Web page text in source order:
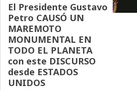
El Presidente Gustavo
Petro CAUSÓ UN
MAREMOTO
MONUMENTAL EN
TODO EL PLANETA
con este DISCURSO
desde ESTADOS
UNIDOS